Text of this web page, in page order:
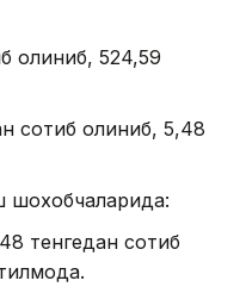
олиниб, 524,59
сотиб олиниб, 5,48
шохобчаларида:
тенгедан сотиб